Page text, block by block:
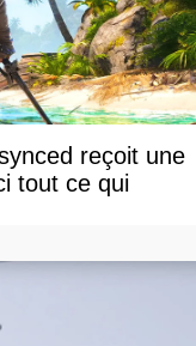
reçoit une
tout ce qui